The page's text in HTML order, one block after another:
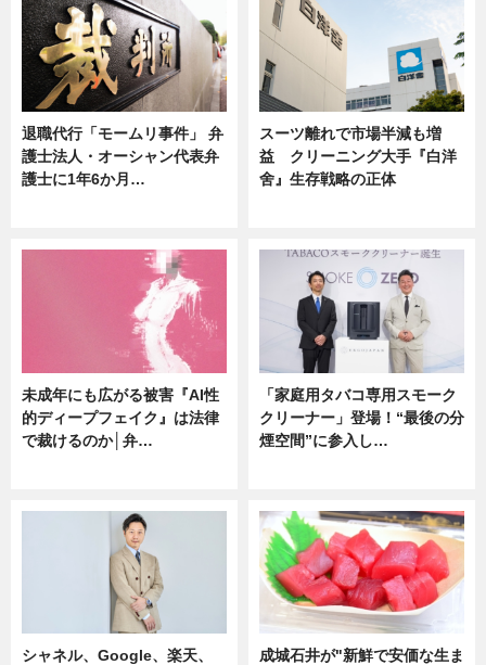
退職代行「モームリ事件」 弁
護士法人・オーシャン代表弁
護士に1年6か月…
スーツ離れで市場半減も増
益 クリーニング大手『白洋
舍』生存戦略の正体
未成年にも広がる被害『AI性
的ディープフェイク』は法律
で裁けるのか│弁…
「家庭用タバコ専用スモーク
クリーナー」登場！“最後の分
煙空間”に参入し…
シャネル、Google、楽天、
成城石井が"新鮮で安価な生ま